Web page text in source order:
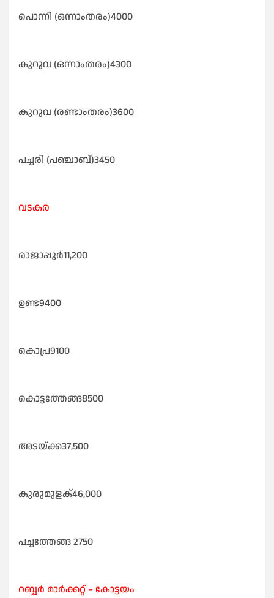
പൊന്നി (ഒന്നാംതരം)4000
കുറുവ (ഒന്നാംതരം)4300
കുറുവ (രണ്ടാംതരം)3600
പച്ചരി (പഞ്ചാബ്)3450
വടകര
രാജാപ്പുർ11,200
ഉണ്ട9400
കൊപ്ര9100
കൊട്ടത്തേങ്ങ8500
അടയ്ക്ക37,500
കുരുമുളക്46,000
പച്ചത്തേങ്ങ 2750
റബ്ബർ മാർക്കറ്റ്‌ – കോട്ടയം